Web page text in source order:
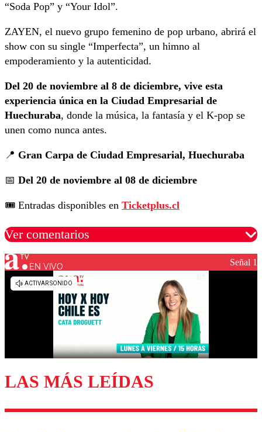
“Soda Pop” y “Your Idol”.
ZAYEN, el nuevo grupo femenino de pop urbano, abrirá el
show con su single “Imperfecta”, un himno al
empoderamiento y la autenticidad.
Del 20 de noviembre al 8 de diciembre, vive esta
experiencia única en la Ciudad Empresarial de
Huechuraba, donde la música, la fantasía y el K-pop se
unen como nunca antes.
📍 Gran Carpa de Ciudad Empresarial, Huechuraba
📅 Del 20 de noviembre al 08 de diciembre
🎟️ Entradas disponibles en Ticketplus.cl
Ver comentarios
Los comentarios son moderados para garantizar un
diálogo respetuoso.
Enviar comentario
EN VIVO Señal 1
LAS MÁS LEÍDAS